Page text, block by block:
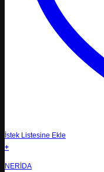
İstek Listesine Ekle
+
NERIDA